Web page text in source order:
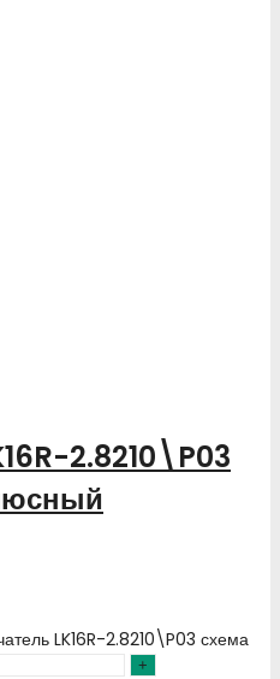
2.8210\P03
LK16R-2.8210\P03 схема